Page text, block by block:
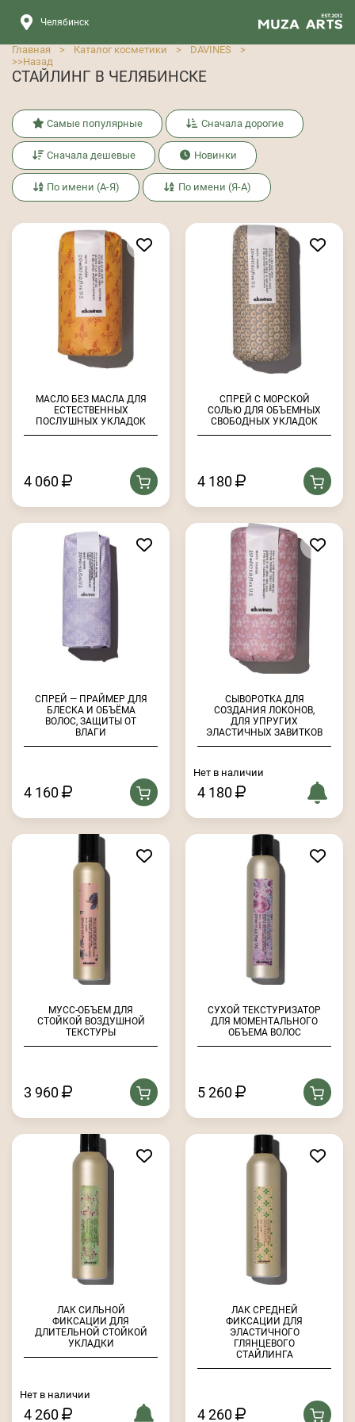
Челябинск
Главная > Каталог косметики > DAVINES
>
>>Назад
СТАЙЛИНГ В ЧЕЛЯБИНСКЕ
Самые популярные Сначала дорогие
Сначала дешевые Новинки
По имени (А-Я) По имени (Я-А)
МАСЛО БЕЗ МАСЛА ДЛЯ
ЕСТЕСТВЕННЫХ
ПОСЛУШНЫХ УКЛАДОК
4 060
СПРЕЙ С МОРСКОЙ
СОЛЬЮ ДЛЯ ОБЪЕМНЫХ
СВОБОДНЫХ УКЛАДОК
4 180
СПРЕЙ — ПРАЙМЕР ДЛЯ
БЛЕСКА И ОБЪЁМА
ВОЛОС, ЗАЩИТЫ ОТ
ВЛАГИ
4 160
СЫВОРОТКА ДЛЯ
СОЗДАНИЯ ЛОКОНОВ,
ДЛЯ УПРУГИХ
ЭЛАСТИЧНЫХ ЗАВИТКОВ
4 180
Нет в наличии
МУСС-ОБЪЕМ ДЛЯ
СТОЙКОЙ ВОЗДУШНОЙ
ТЕКСТУРЫ
3 960
СУХОЙ ТЕКСТУРИЗАТОР
ДЛЯ МОМЕНТАЛЬНОГО
ОБЪЕМА ВОЛОС
5 260
ЛАК СИЛЬНОЙ
ФИКСАЦИИ ДЛЯ
ДЛИТЕЛЬНОЙ СТОЙКОЙ
УКЛАДКИ
4 260
Нет в наличии
ЛАК СРЕДНЕЙ
ФИКСАЦИИ ДЛЯ
ЭЛАСТИЧНОГО
ГЛЯНЦЕВОГО
СТАЙЛИНГА
4 260